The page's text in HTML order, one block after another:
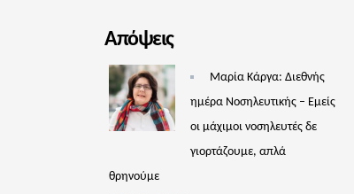
Απόψεις
Μαρία Κάργα: Διεθνής
ημέρα Νοσηλευτικής – Εμείς
οι μάχιμοι νοσηλευτές δε
γιορτάζουμε, απλά
θρηνούμε